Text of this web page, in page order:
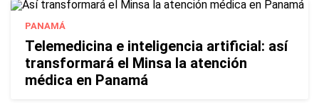
PANAMÁ
Telemedicina e inteligencia artificial: así
transformará el Minsa la atención
médica en Panamá